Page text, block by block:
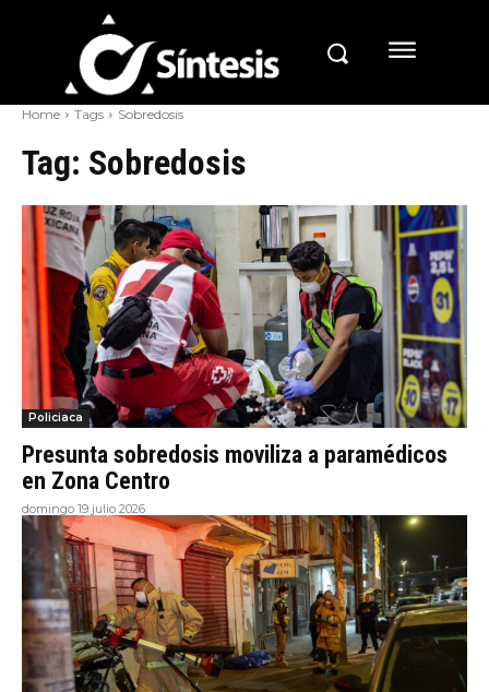
Home Tags Sobredosis
Tag: Sobredosis
Policiaca
Presunta sobredosis moviliza a paramédicos
en Zona Centro
domingo 19 julio 2026